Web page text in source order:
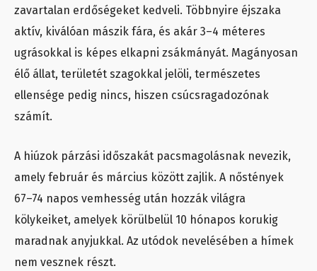
zavartalan erdőségeket kedveli. Többnyire éjszaka
aktív, kiválóan mászik fára, és akár 3–4 méteres
ugrásokkal is képes elkapni zsákmányát. Magányosan
élő állat, területét szagokkal jelöli, természetes
ellensége pedig nincs, hiszen csúcsragadozónak
számít.
A hiúzok párzási időszakát pacsmagolásnak nevezik,
amely február és március között zajlik. A nőstények
67–74 napos vemhesség után hozzák világra
kölykeiket, amelyek körülbelül 10 hónapos korukig
maradnak anyjukkal. Az utódok nevelésében a hímek
nem vesznek részt.